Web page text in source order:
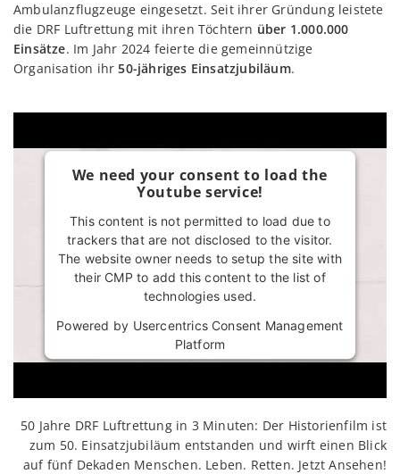
Ambulanzflugzeuge eingesetzt. Seit ihrer Gründung leistete
die DRF Luftrettung mit ihren Töchtern über 1.000.000
Einsätze. Im Jahr 2024 feierte die gemeinnützige
Organisation ihr50-jähriges Einsatzjubiläum.
We need your consent to load the
Youtube service!
This content is not permitted to load due to
trackers that are not disclosed to the visitor.
The website owner needs to setup the site with
their CMP to add this content to the list of
technologies used.
Powered by Usercentrics Consent Management
Platform
50 Jahre DRF Luftrettung in 3 Minuten: Der Historienfilm ist
zum 50. Einsatzjubiläum entstanden und wirft einen Blick
auf fünf Dekaden Menschen. Leben. Retten. Jetzt Ansehen!